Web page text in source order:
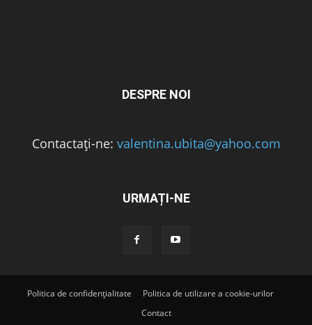
DESPRE NOI
Contactați-ne: valentina.ubita@yahoo.com
URMAȚI-NE
Politica de confidențialitate
Politica de utilizare a cookie-urilor
Contact